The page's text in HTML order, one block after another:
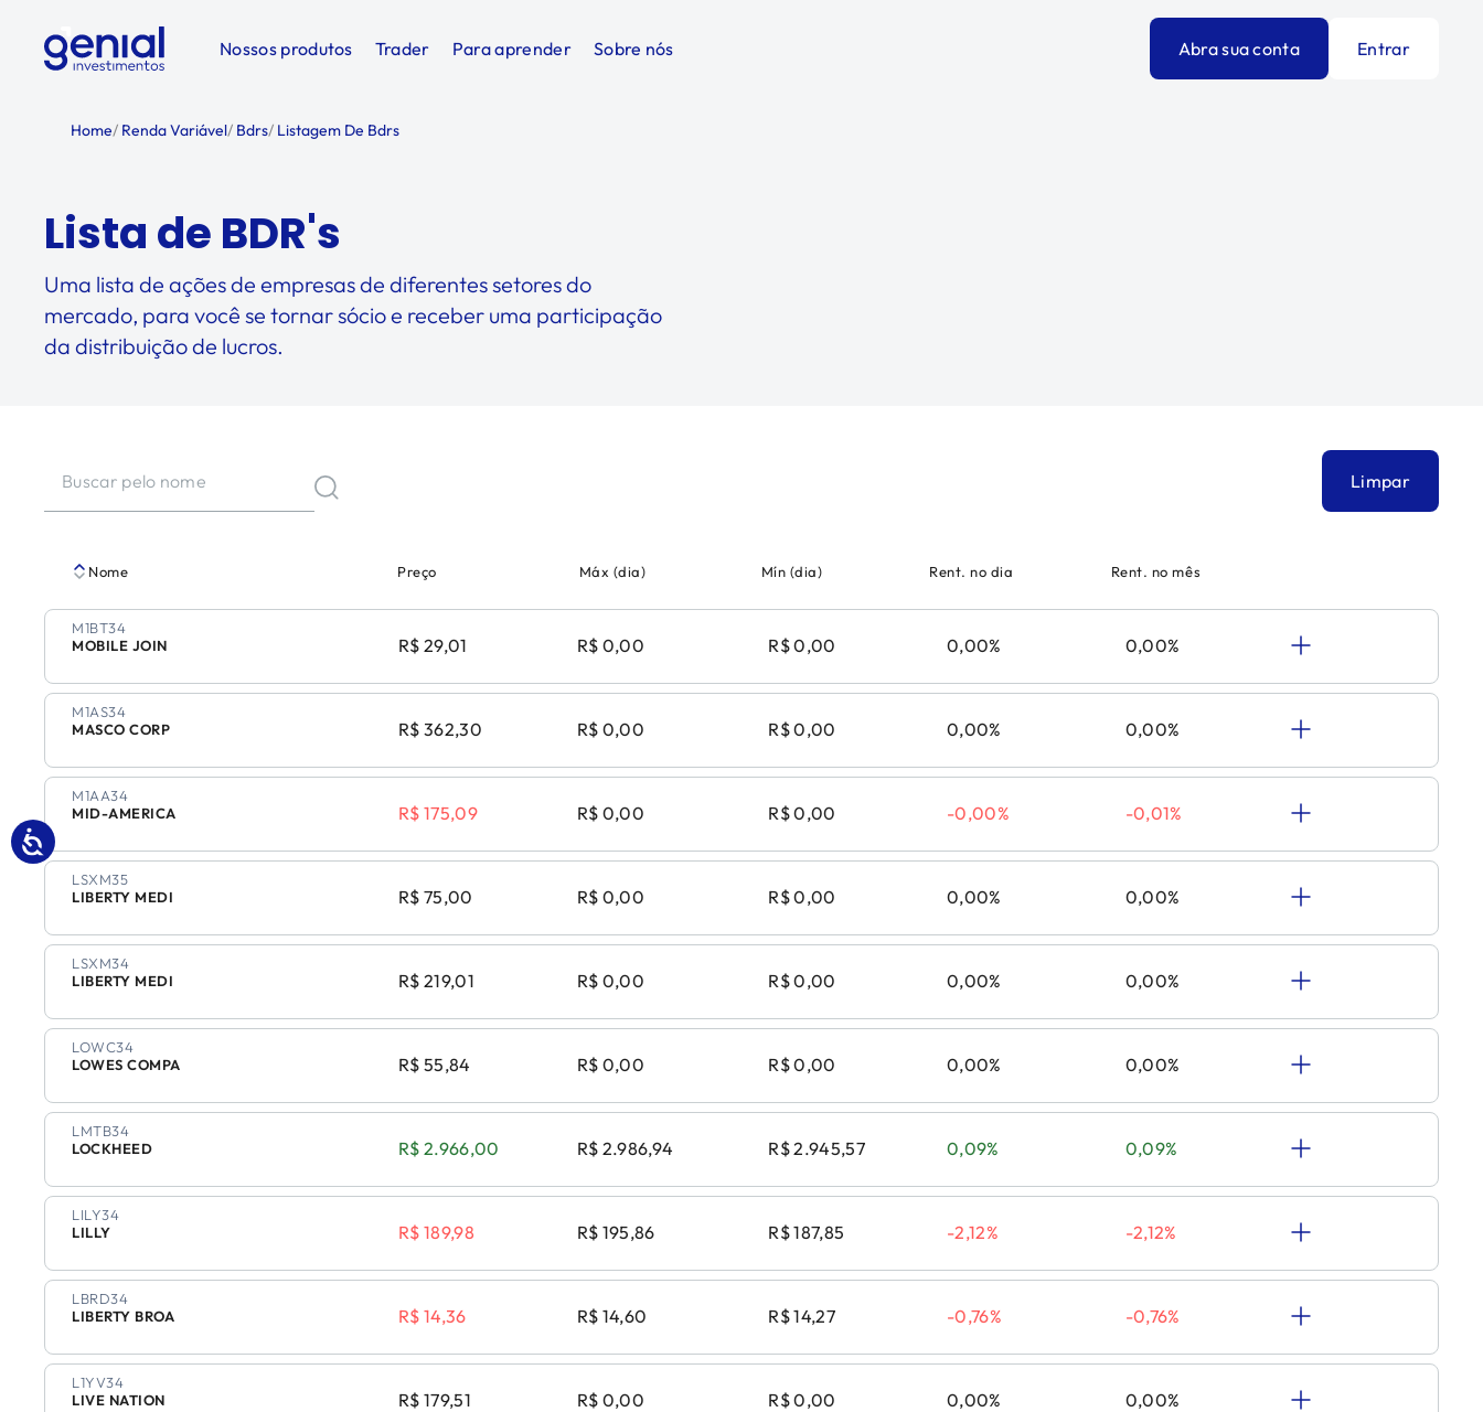
Nossos produtos Trader Para aprender Sobre nós Abra sua conta Entrar
Home/ Renda Variável/ Bdrs/ Listagem De Bdrs
Lista de BDR's
Uma lista de ações de empresas de diferentes setores do
mercado, para você se tornar sócio e receber uma participação
da distribuição de lucros.
Limpar
Nome Preço Máx (dia) Mín (dia) Rent. no dia Rent. no mês
MOBILE JOIN
M1BT34
R$ 29,01 R$ 0,00 R$ 0,00 0,00% 0,00%
MASCO CORP
M1AS34
R$ 362,30 R$ 0,00 R$ 0,00 0,00% 0,00%
MID-AMERICA
M1AA34
R$ 175,09 R$ 0,00 R$ 0,00 -0,00% -0,01%
LIBERTY MEDI
LSXM35
R$ 75,00 R$ 0,00 R$ 0,00 0,00% 0,00%
LIBERTY MEDI
LSXM34
R$ 219,01 R$ 0,00 R$ 0,00 0,00% 0,00%
LOWES COMPA
LOWC34
R$ 55,84 R$ 0,00 R$ 0,00 0,00% 0,00%
LOCKHEED
LMTB34
R$ 2.966,00 R$ 2.986,94 R$ 2.945,57 0,09% 0,09%
LILLY
LILY34
R$ 189,98 R$ 195,86 R$ 187,85 -2,12% -2,12%
LIBERTY BROA
LBRD34
R$ 14,36 R$ 14,60 R$ 14,27 -0,76% -0,76%
LIVE NATION
L1YV34
R$ 179,51 R$ 0,00 R$ 0,00 0,00% 0,00%